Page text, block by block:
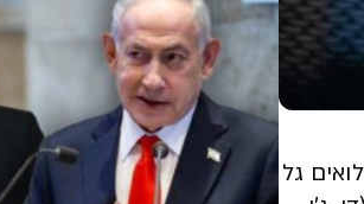
גל